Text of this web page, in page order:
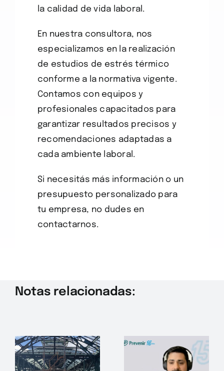
la calidad de vida laboral.
En nuestra consultora, nos
especializamos en la realización
de estudios de estrés térmico
conforme a la normativa vigente.
Contamos con equipos y
profesionales capacitados para
garantizar resultados precisos y
recomendaciones adaptadas a
cada ambiente laboral.
Si necesitás más información o un
presupuesto personalizado para
tu empresa, no dudes en
contactarnos.
Notas relacionadas: